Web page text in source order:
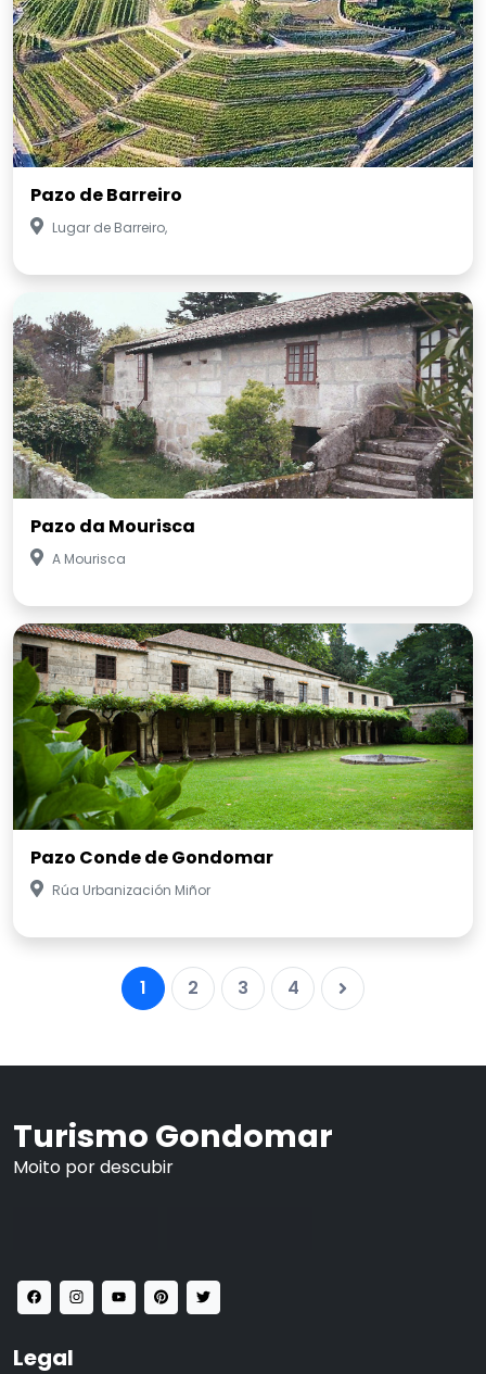
Pazo de Barreiro
Lugar de Barreiro,
Pazo da Mourisca
A Mourisca
Pazo Conde de Gondomar
Rúa Urbanización Miñor
1 2 3 4
Turismo Gondomar
Moito por descubir
Legal